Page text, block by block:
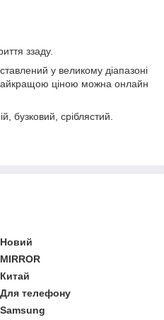
ззаду.
у великому діапазоні
ціною можна онлайн
бузковий, сріблястий.
Новий
MIRROR
Китай
Для телефону
Samsung